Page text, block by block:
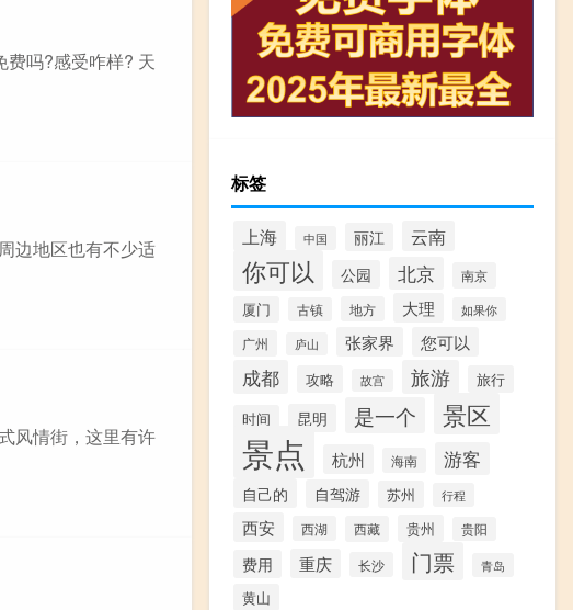
费吗?感受咋样? 天
边地区也有不少适
风情街，这里有许
标签
上海 中国 丽江 云南
你可以 公园 北京
南京
厦门
古镇 地方 大理 如果你
广州 庐山 张家界 您可以
成都 攻略 故宫 旅游
旅行
时间
昆明 是一个 景区
景点 杭州 海南 游客
自己的 自驾游 苏州 行程
西安 西湖 西藏 贵州 贵阳
费用 重庆 长沙 门票 青岛
黄山